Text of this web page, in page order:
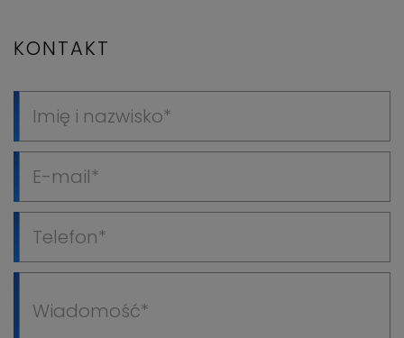
KONTAKT